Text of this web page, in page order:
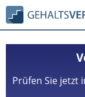
Prüfen Sie jetzt